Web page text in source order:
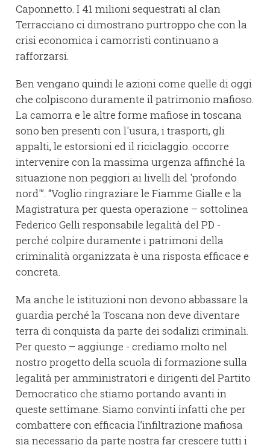
Caponnetto. I 41 milioni sequestrati al clan
Terracciano ci dimostrano purtroppo che con la
crisi economica i camorristi continuano a
rafforzarsi.
Ben vengano quindi le azioni come quelle di oggi
che colpiscono duramente il patrimonio mafioso.
La camorra e le altre forme mafiose in toscana
sono ben presenti con l'usura, i trasporti, gli
appalti, le estorsioni ed il riciclaggio. occorre
intervenire con la massima urgenza affinché la
situazione non peggiori ai livelli del 'profondo
nord'”. “Voglio ringraziare le Fiamme Gialle e la
Magistratura per questa operazione – sottolinea
Federico Gelli responsabile legalità del PD -
perché colpire duramente i patrimoni della
criminalità organizzata è una risposta efficace e
concreta.
Ma anche le istituzioni non devono abbassare la
guardia perché la Toscana non deve diventare
terra di conquista da parte dei sodalizi criminali.
Per questo – aggiunge - crediamo molto nel
nostro progetto della scuola di formazione sulla
legalità per amministratori e dirigenti del Partito
Democratico che stiamo portando avanti in
queste settimane. Siamo convinti infatti che per
combattere con efficacia l’infiltrazione mafiosa
sia necessario da parte nostra far crescere tutti i